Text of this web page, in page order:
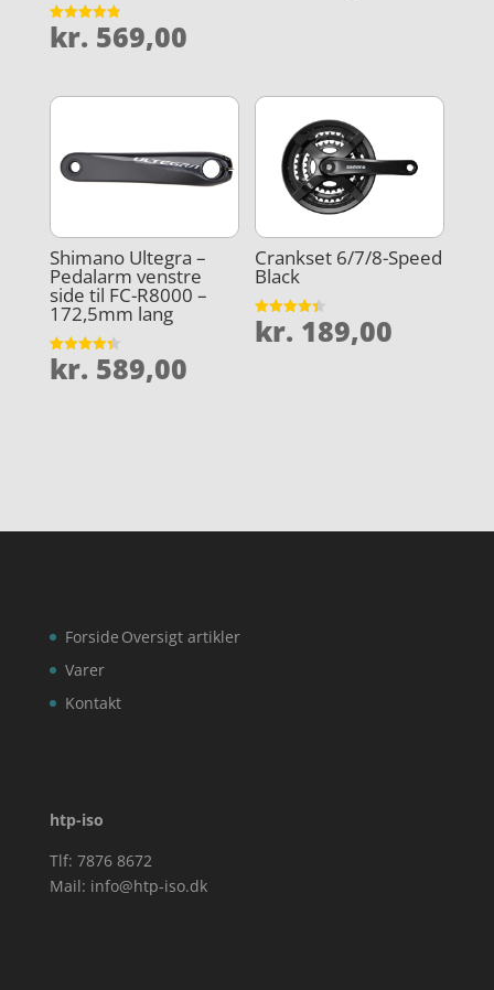
Vurderet
4.9
kr. 569,00
Shimano Ultegra –
Pedalarm venstre
side til FC-R8000 –
172,5mm lang
Vurderet
4.3
kr. 589,00
Crankset 6/7/8-Speed
Black
Vurderet
4.4
kr. 189,00
Forside
Varer
Kontakt
Oversigt artikler
htp-iso
Tlf: 7876 8672
Mail: info@htp-iso.dk